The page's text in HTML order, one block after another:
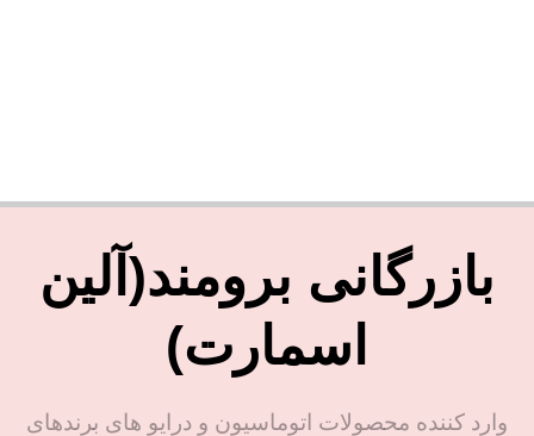
بازرگانی برومند(آلین
اسمارت)
وارد کننده محصولات اتوماسیون و درایو های برندهای